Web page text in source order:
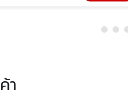
า